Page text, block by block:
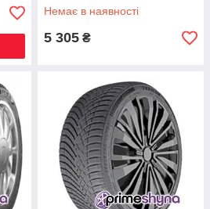
Немає в наявності
5 305 ₴